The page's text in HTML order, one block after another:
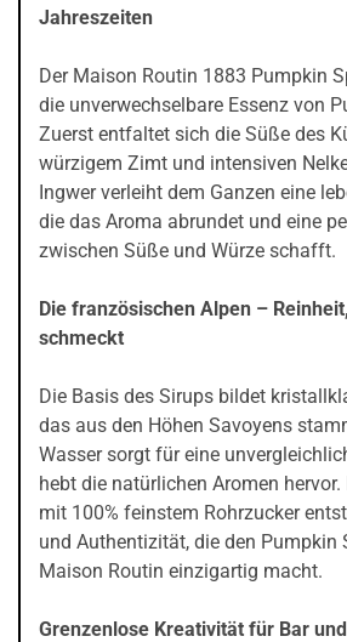
Jahreszeiten
Der Maison Routin 1883 Pumpkin
die unverwechselbare Essenz von
Zuerst entfaltet sich die Süße des
würzigem Zimt und intensiven
Ingwer verleiht dem Ganzen eine
die das Aroma abrundet und eine
zwischen Süße und Würze schafft.
Die französischen Alpen –
schmeckt
Die Basis des Sirups bildet
das aus den Höhen Savoyens
Wasser sorgt für eine
hebt die natürlichen Aromen
mit 100% feinstem Rohrzucker
und Authentizität, die den Pumpkin
Maison Routin einzigartig macht.
Grenzenlose Kreativität für Bar